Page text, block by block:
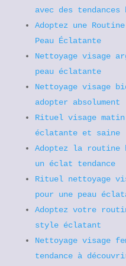
avec des tendances
Adoptez une
Peau Éclatante
Nettoyage visage
peau éclatante
Nettoyage visage
adopter absolument
Rituel visage
éclatante et saine
Adoptez la routine
un éclat tendance
Rituel nettoyage
pour une peau
Adoptez votre
style éclatant
Nettoyage visage
tendance à